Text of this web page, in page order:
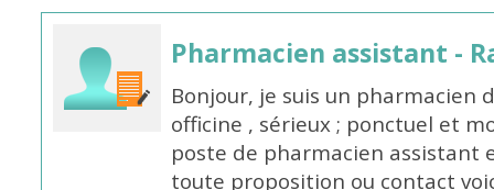
Pharmacien assistant -
Bonjour, je suis un pharmacien
officine , sérieux ; ponctuel et
poste de pharmacien
toute proposition ou contact